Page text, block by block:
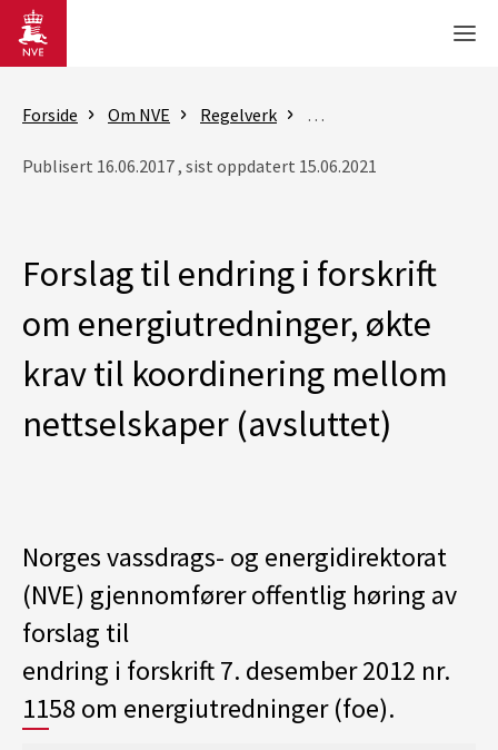
Gå til hovedinnhold
Forside Om NVE Regelverk Forskriftsendringer på
Publisert 16.06.2017 , sist oppdatert 15.06.2021
Forslag til endring i forskrift
om energiutredninger, økte
krav til koordinering mellom
nettselskaper (avsluttet)
Norges vassdrags- og energidirektorat
(NVE) gjennomfører offentlig høring av
forslag til
endring i forskrift 7. desember 2012 nr.
1158 om energiutredninger (foe).